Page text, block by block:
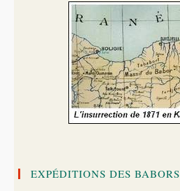
EXPÉDITIONS DES BABORS